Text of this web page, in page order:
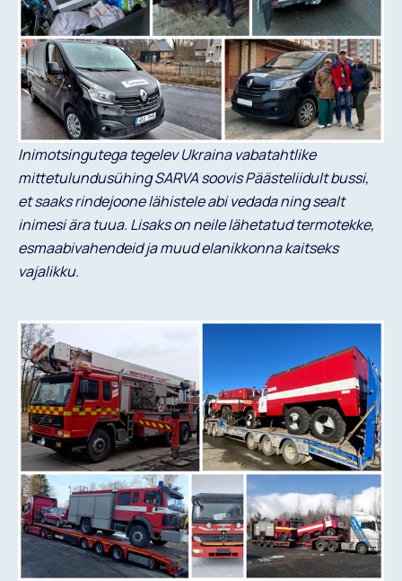
Inimotsingutega tegelev Ukraina vabatahtlike
mittetulundusühing SARVA soovis Päästeliidult bussi,
et saaks rindejoone lähistele abi vedada ning sealt
inimesi ära tuua. Lisaks on neile lähetatud termotekke,
esmaabivahendeid ja muud elanikkonna kaitseks
vajalikku.